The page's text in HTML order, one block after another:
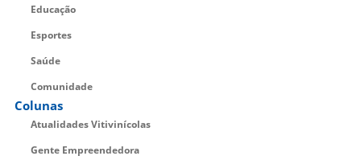
Educação
Esportes
Saúde
Comunidade
Colunas
Atualidades Vitivinícolas
Gente Empreendedora